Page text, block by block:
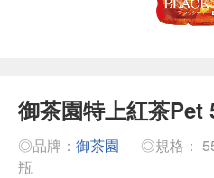
御茶園特上紅茶Pet
◎品牌： 御茶園
◎規格：
瓶